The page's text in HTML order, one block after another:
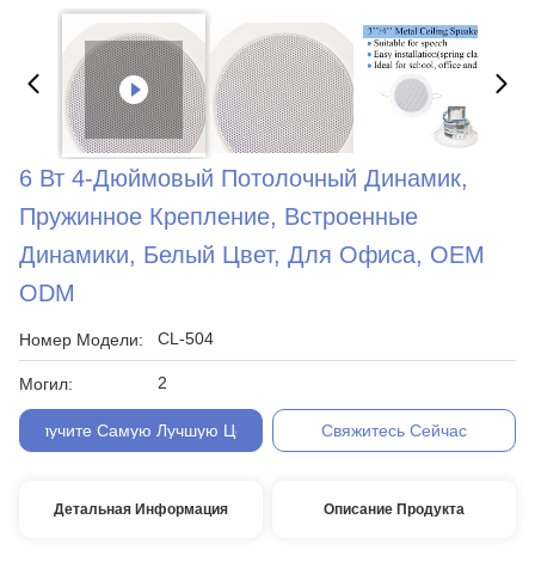
6 Вт 4-Дюймовый Потолочный Динамик,
Пружинное Крепление, Встроенные
Динамики, Белый Цвет, Для Офиса, OEM
ODM
Номер Модели: CL-504
Могил: 2
Получите Самую Лучшую Цену Свяжитесь Сейчас
Детальная Информация Описание Продукта